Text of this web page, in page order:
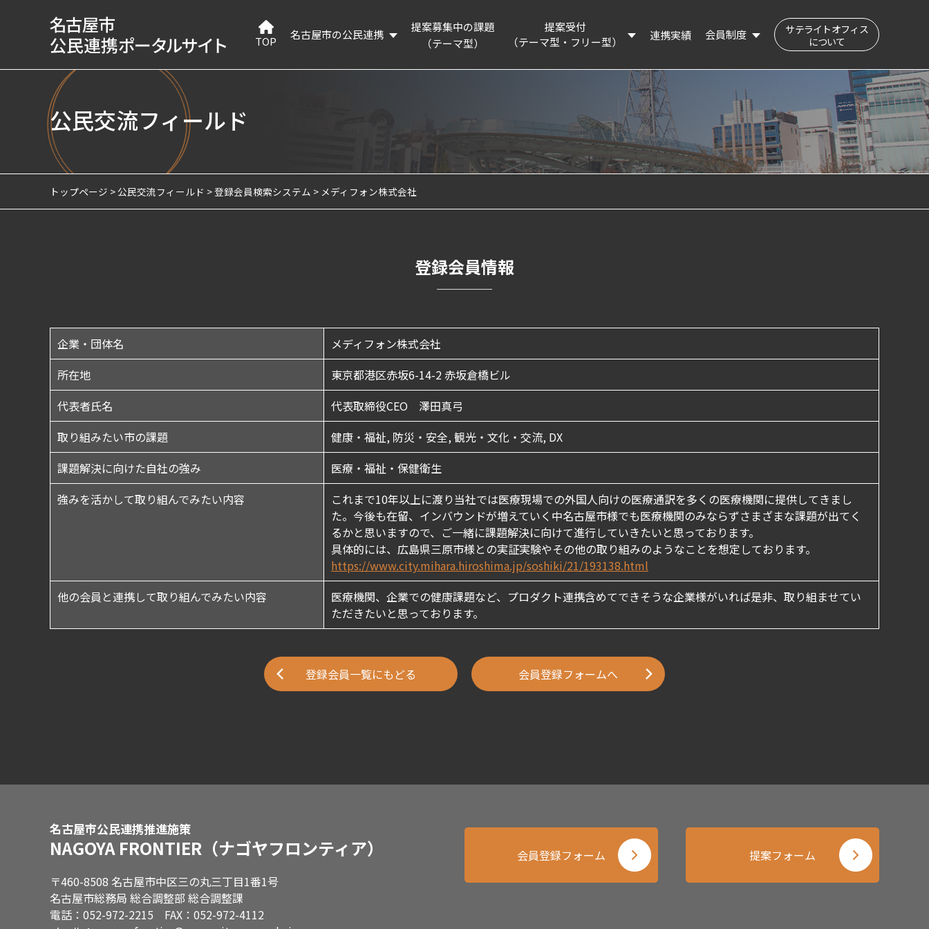
TOP 名古屋市の公民連携
名古屋市の認証・パートナー制度等の紹介
企業版ふるさと納税制度の紹介
提案募集中の課題
（テーマ型）
提案受付
（テーマ型・フリー型）
連携実績 会員制度
公民交流フィールド（会員登録はこちら）
登録会員の検索
登録情報の変更
サテライトオフィス
について
公民交流フィールド
トップページ 公民交流フィールド 登録会員検索システム メディフォン株式会社
登録会員情報
企業・団体名
メディフォン株式会社
所在地
東京都港区赤坂6-14-2 赤坂倉橋ビル
代表者氏名
代表取締役CEO 澤田真弓
取り組みたい市の課題
健康・福祉, 防災・安全, 観光・文化・交流, DX
課題解決に向けた自社の強み
医療・福祉・保健衛生
強みを活かして取り組んでみたい内容
これまで10年以上に渡り当社では医療現場での外国人向けの医療通訳を多くの医療機関に提供してきまし
た。今後も在留、インバウンドが増えていく中名古屋市様でも医療機関のみならずさまざまな課題が出てく
るかと思いますので、ご一緒に課題解決に向けて進行していきたいと思っております。
具体的には、広島県三原市様との実証実験やその他の取り組みのようなことを想定しております。
https://www.city.mihara.hiroshima.jp/soshiki/21/193138.html
他の会員と連携して取り組んでみたい内容
医療機関、企業での健康課題など、プロダクト連携含めてできそうな企業様がいれば是非、取り組ませてい
ただきたいと思っております。
登録会員一覧にもどる 会員登録フォームへ
名古屋市公民連携推進施策
NAGOYA FRONTIER （ナゴヤフロンティア）
〒460-8508 名古屋市中区三の丸三丁目1番1号
名古屋市総務局 総合調整部 総合調整課
電話：052-972-2215 FAX：052-972-4112
会員登録フォーム 提案フォーム